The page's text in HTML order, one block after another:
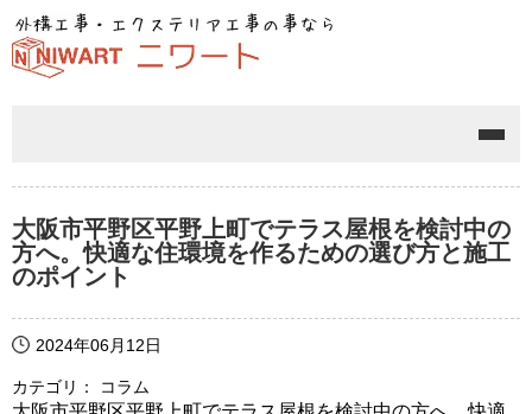
メニ
大阪市平野区平野上町でテラス屋根を検討中の
方へ。快適な住環境を作るための選び方と施工
のポイント
2024年06月12日
カテゴリ： コラム